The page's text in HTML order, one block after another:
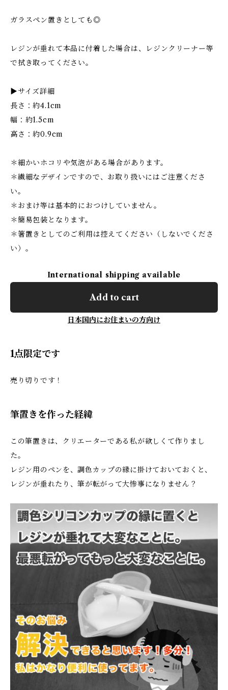
ガラスペン置きとしても◎
レジンが垂れて本品に付着した場合は、レジンクリーナー等
で拭き取ってください。
▶サイズ詳細
長さ：約4.1cm
幅：約1.5cm
高さ：約0.9cm
＊細かいホコリや気泡がある場合があります。
＊繊細なデザインですので、お取り扱いにはご注意くださ
い。
＊おまけ等は基本的におつけしていません。
＊簡易包装となります。
＊箸置きとしてのご利用は控えてください（しないでくださ
い）。
International shipping available
Add to cart
日本国内にお住まいの方向け
1点限定です
売り切りです！
筆置きを作った経緯
この筆置きは、クリエーターである私が欲しくて作りまし
た。
レジン用のペンを、調色カップの縁に掛けておいておくと、
レジンが垂れたり、筆が転がって大惨事になりません？